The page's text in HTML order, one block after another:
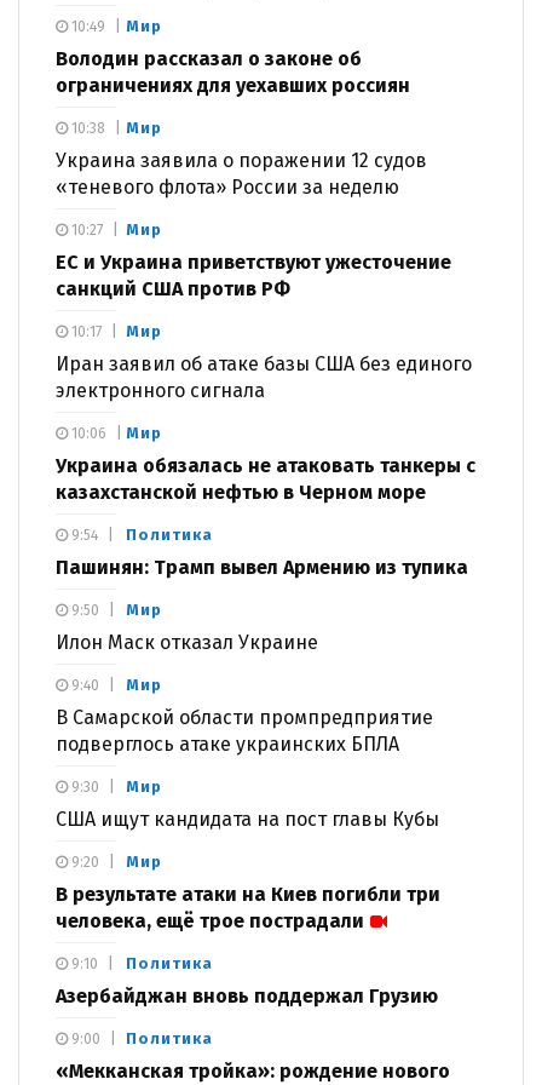
Мир
Володин рассказал о законе об
ограничениях для уехавших россиян
10:49
Мир
Украина заявила о поражении 12 судов
«теневого флота» России за неделю
10:38
Мир
ЕС и Украина приветствуют ужесточение
санкций США против РФ
10:27
Мир
Иран заявил об атаке базы США без единого
электронного сигнала
10:17
Мир
Украина обязалась не атаковать танкеры с
казахстанской нефтью в Черном море
10:06
Политика
Пашинян: Трамп вывел Армению из тупика
9:54
Мир
Илон Маск отказал Украине
9:50
Мир
В Самарской области промпредприятие
подверглось атаке украинских БПЛА
9:40
Мир
США ищут кандидата на пост главы Кубы
9:30
Мир
В результате атаки на Киев погибли три
человека, ещё трое пострадали
9:20
Политика
Азербайджан вновь поддержал Грузию
9:10
Политика
«Мекканская тройка»: рождение нового
9:00